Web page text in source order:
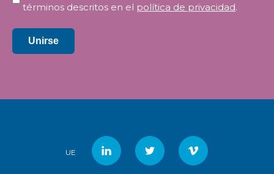
términos descritos en el política de privacidad.
Unirse
UE